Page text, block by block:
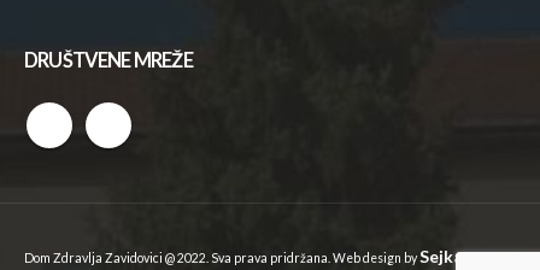
DRUŠTVENE MREŽE
Dom Zdravlja Zavidovici @ 2022. Sva prava pridržana. Web design bySejkan